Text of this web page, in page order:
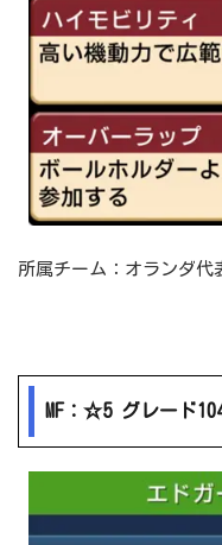
所属チーム：オランダ代
MF：☆5 グレード